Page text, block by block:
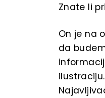
Znate li
On je na
da